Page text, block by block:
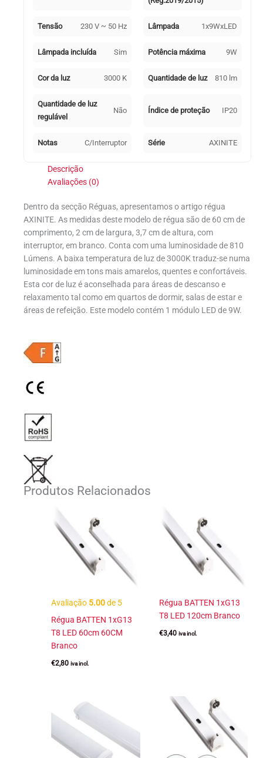
Tensão 230 V ~ 50 Hz Lâmpada 1x9WxLED
Lâmpada incluída Sim Potência máxima 9W
Cor da luz 3000 K Quantidade de luz 810 lm
Quantidade de luz
regulável
Não Índice de proteção IP20
Notas C/Interruptor Série AXINITE
Descrição
Avaliações (0)
Dentro da secção Réguas, apresentamos o artigo régua
AXINITE. As medidas deste modelo de régua são de 60 cm de
comprimento, 2 cm de largura, 3,7 cm de altura, com
interruptor, em branco. Conta com uma luminosidade de 810
Lúmens. A baixa temperatura de luz de 3000K traduz-se numa
luminosidade em tons mais amarelos, quentes e confortáveis.
Esta cor de luz é aconselhada para áreas de descanso e
relaxamento tal como em quartos de dormir, salas de estar e
áreas de refeição. Este modelo contém 1 módulo LED de 9W.
Produtos Relacionados
Avaliação 5.00de 5
Régua BATTEN 1xG13
T8 LED 60cm 60CM
Branco
€2,80 iva incl.
Régua BATTEN 1xG13
T8 LED 120cm Branco
€3,40 iva incl.